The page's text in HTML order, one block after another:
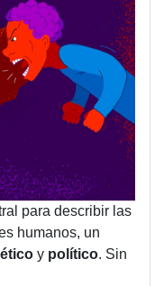
para describir las
humanos, un
ético y político. Sin